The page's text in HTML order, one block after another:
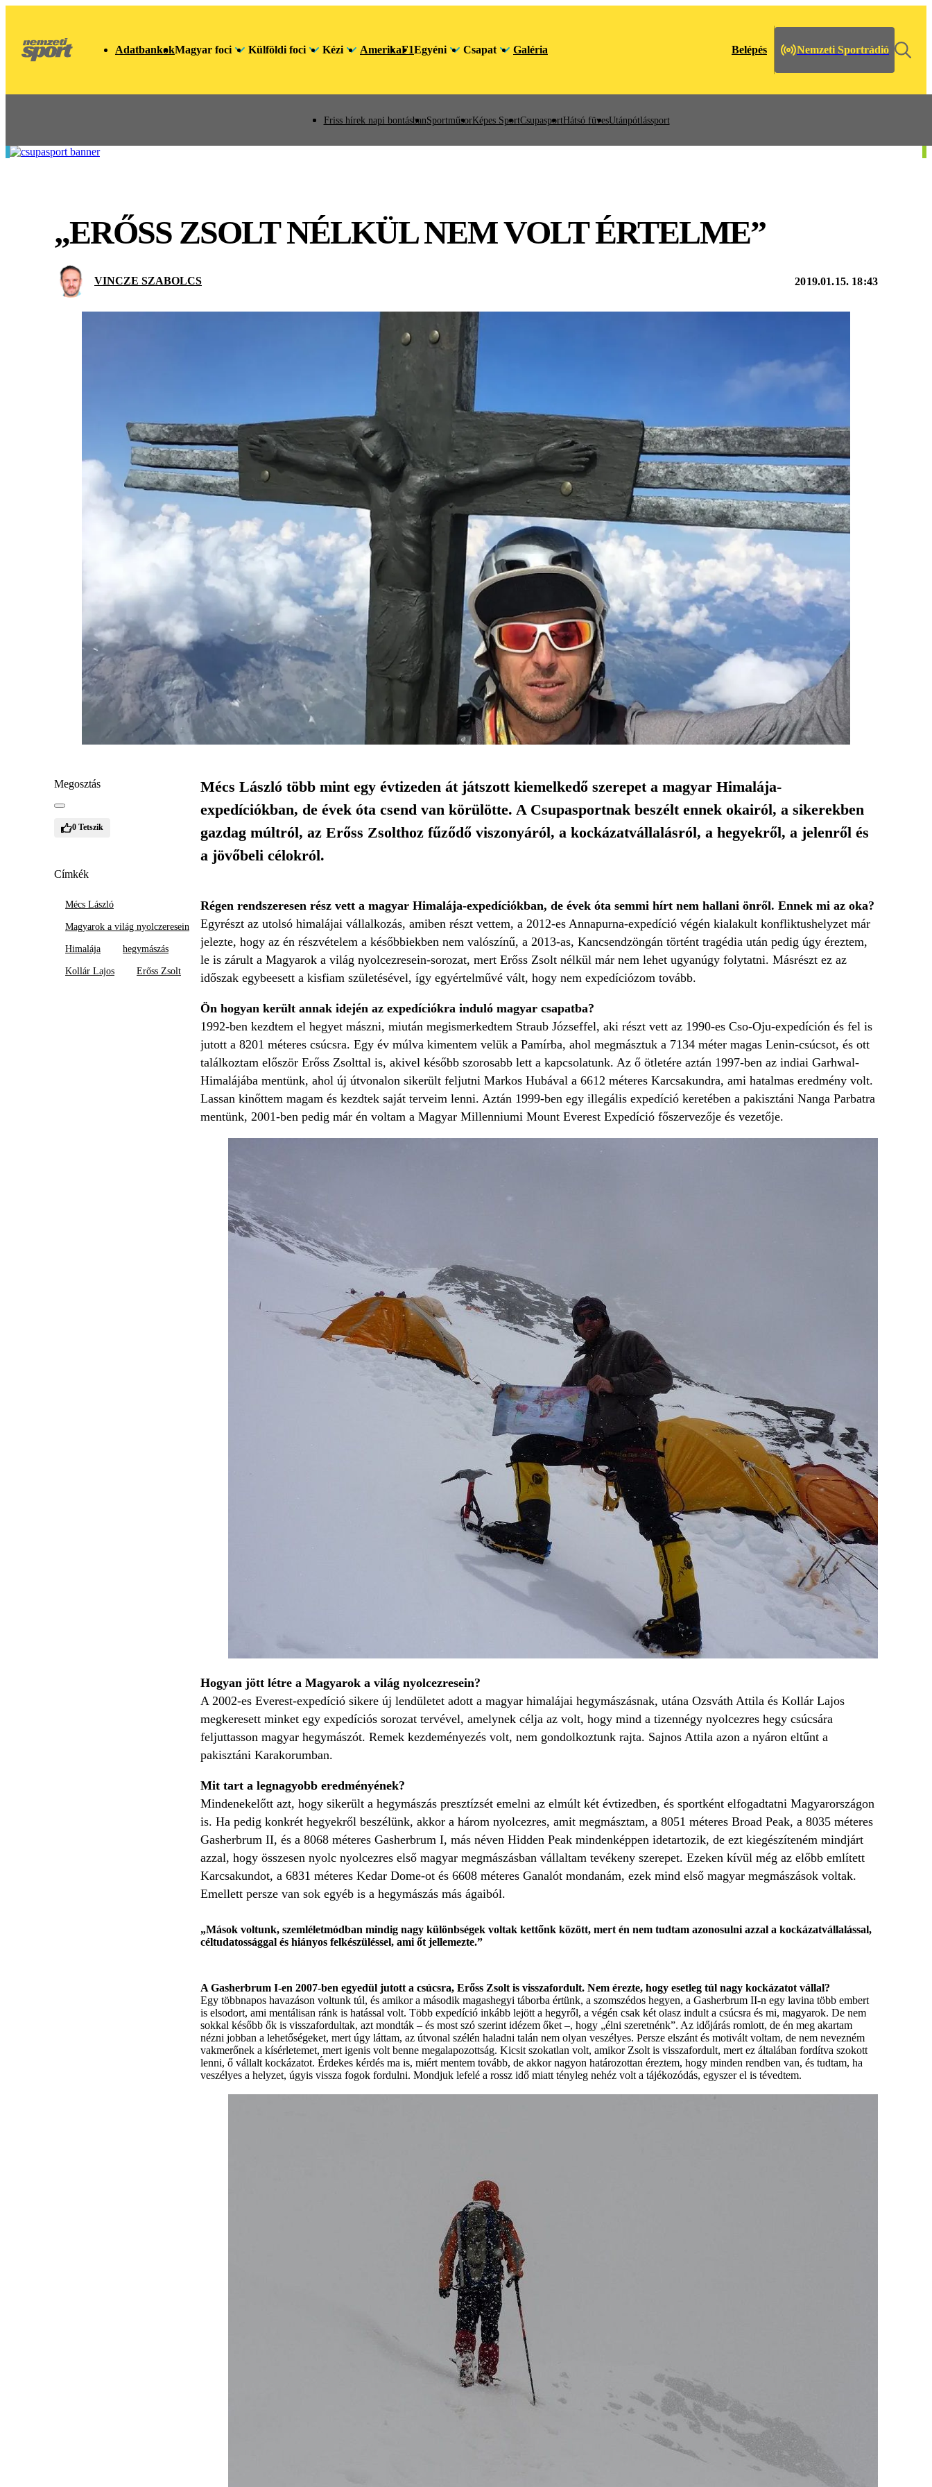
AdatbankokMagyar foci Külföldi foci Kézi AmerikaF1Egyéni Csapat Galéria Belépés Nemzeti Sportrádió
Friss hírek napi bontásbanSportműsorKépes SportCsupasportHátsó füvesUtánpótlássport
„ERŐSS ZSOLT NÉLKÜL NEM VOLT ÉRTELME”
VINCZE SZABOLCS 2019.01.15. 18:43
Megosztás
0 Tetszik
Címkék
Mécs László
Magyarok a világ nyolczeresein
Himalája hegymászás
Kollár Lajos Erőss Zsolt
Mécs László több mint egy évtizeden át játszott kiemelkedő szerepet a magyar Himalája-
expedíciókban, de évek óta csend van körülötte. A Csupasportnak beszélt ennek okairól, a sikerekben
gazdag múltról, az Erőss Zsolthoz fűződő viszonyáról, a kockázatvállalásról, a hegyekről, a jelenről és
a jövőbeli célokról.
Régen rendszeresen rész vett a magyar Himalája-expedíciókban, de évek óta semmi hírt nem hallani önről. Ennek mi az oka?
Egyrészt az utolsó himalájai vállalkozás, amiben részt vettem, a 2012-es Annapurna-expedíció végén kialakult konfliktushelyzet már
jelezte, hogy az én részvételem a későbbiekben nem valószínű, a 2013-as, Kancsendzöngán történt tragédia után pedig úgy éreztem,
le is zárult a Magyarok a világ nyolcezresein-sorozat, mert Erőss Zsolt nélkül már nem lehet ugyanúgy folytatni. Másrészt ez az
időszak egybeesett a kisfiam születésével, így egyértelművé vált, hogy nem expedíciózom tovább.
Ön hogyan került annak idején az expedíciókra induló magyar csapatba?
1992-ben kezdtem el hegyet mászni, miután megismerkedtem Straub Józseffel, aki részt vett az 1990-es Cso-Oju-expedíción és fel is
jutott a 8201 méteres csúcsra. Egy év múlva kimentem velük a Pamírba, ahol megmásztuk a 7134 méter magas Lenin-csúcsot, és ott
találkoztam először Erőss Zsolttal is, akivel később szorosabb lett a kapcsolatunk. Az ő ötletére aztán 1997-ben az indiai Garhwal-
Himalájába mentünk, ahol új útvonalon sikerült feljutni Markos Hubával a 6612 méteres Karcsakundra, ami hatalmas eredmény volt.
Lassan kinőttem magam és kezdtek saját terveim lenni. Aztán 1999-ben egy illegális expedíció keretében a pakisztáni Nanga Parbatra
mentünk, 2001-ben pedig már én voltam a Magyar Millenniumi Mount Everest Expedíció főszervezője és vezetője.
Hogyan jött létre a Magyarok a világ nyolcezresein?
A 2002-es Everest-expedíció sikere új lendületet adott a magyar himalájai hegymászásnak, utána Ozsváth Attila és Kollár Lajos
megkeresett minket egy expedíciós sorozat tervével, amelynek célja az volt, hogy mind a tizennégy nyolcezres hegy csúcsára
feljuttasson magyar hegymászót. Remek kezdeményezés volt, nem gondolkoztunk rajta. Sajnos Attila azon a nyáron eltűnt a
pakisztáni Karakorumban.
Mit tart a legnagyobb eredményének?
Mindenekelőtt azt, hogy sikerült a hegymászás presztízsét emelni az elmúlt két évtizedben, és sportként elfogadtatni Magyarországon
is. Ha pedig konkrét hegyekről beszélünk, akkor a három nyolcezres, amit megmásztam, a 8051 méteres Broad Peak, a 8035 méteres
Gasherbrum II, és a 8068 méteres Gasherbrum I, más néven Hidden Peak mindenképpen idetartozik, de ezt kiegészíteném mindjárt
azzal, hogy összesen nyolc nyolcezres első magyar megmászásban vállaltam tevékeny szerepet. Ezeken kívül még az előbb említett
Karcsakundot, a 6831 méteres Kedar Dome-ot és 6608 méteres Ganalót mondanám, ezek mind első magyar megmászások voltak.
Emellett persze van sok egyéb is a hegymászás más ágaiból.
„Mások voltunk, szemléletmódban mindig nagy különbségek voltak kettőnk között, mert én nem tudtam azonosulni azzal a kockázatvállalással,
céltudatossággal és hiányos felkészüléssel, ami őt jellemezte.”
A Gasherbrum I-en 2007-ben egyedül jutott a csúcsra, Erőss Zsolt is visszafordult. Nem érezte, hogy esetleg túl nagy kockázatot vállal?
Egy többnapos havazáson voltunk túl, és amikor a második magashegyi táborba értünk, a szomszédos hegyen, a Gasherbrum II-n egy lavina több embert
is elsodort, ami mentálisan ránk is hatással volt. Több expedíció inkább lejött a hegyről, a végén csak két olasz indult a csúcsra és mi, magyarok. De nem
sokkal később ők is visszafordultak, azt mondták – és most szó szerint idézem őket –, hogy „élni szeretnénk”. Az időjárás romlott, de én meg akartam
nézni jobban a lehetőségeket, mert úgy láttam, az útvonal szélén haladni talán nem olyan veszélyes. Persze elszánt és motivált voltam, de nem nevezném
vakmerőnek a kísérletemet, mert igenis volt benne megalapozottság. Kicsit szokatlan volt, amikor Zsolt is visszafordult, mert ez általában fordítva szokott
lenni, ő vállalt kockázatot. Érdekes kérdés ma is, miért mentem tovább, de akkor nagyon határozottan éreztem, hogy minden rendben van, és tudtam, ha
veszélyes a helyzet, úgyis vissza fogok fordulni. Mondjuk lefelé a rossz idő miatt tényleg nehéz volt a tájékozódás, egyszer el is tévedtem.